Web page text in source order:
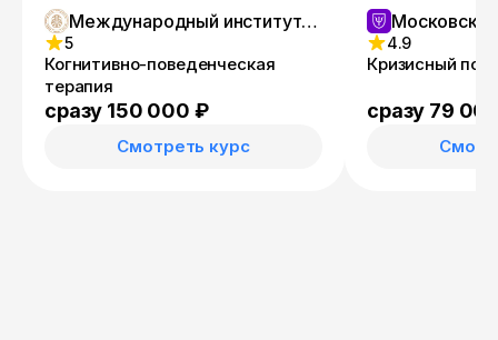
Международный институт психосоматического здоровья (МИПЗ)
5
Когнитивно-поведенческая
терапия
сразу 150 000 ₽
Смотреть курс
4.9
Кризисный
сразу 79